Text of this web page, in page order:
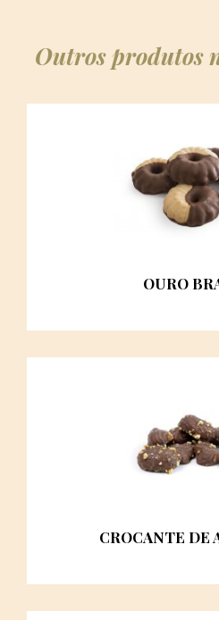
Outros produtos
OURO
CROCANTE DE